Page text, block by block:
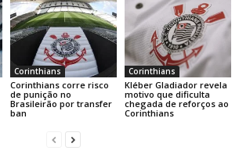
Corinthians
Corinthians corre risco
de punição no
Brasileirão por transfer
ban
Corinthians
Kléber Gladiador revela
motivo que dificulta
chegada de reforços ao
Corinthians